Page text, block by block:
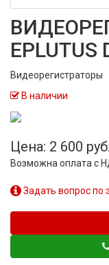
EPLUTUS
Видеорегистраторы
В наличии
Цена: 2 600 руб.
Возможна оплата с
Задать вопрос по